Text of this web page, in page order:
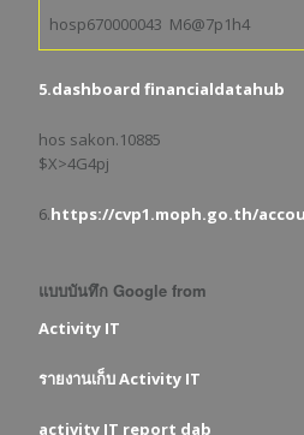
hosp670000043 M6@7p1h4
5.dashboard financialdatahub
hos sakon.10885
$X>4G4pj
6.https://cvp1.moph.go.th/
แบบบันทึก Google from
Activity IT
รายงานเก็บ Activity IT
activity IT report dab